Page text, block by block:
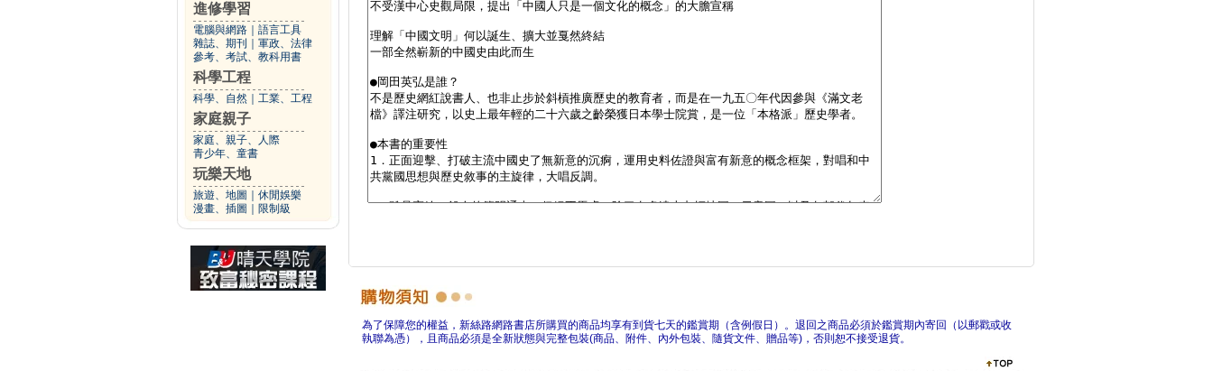
進修學習
電腦與網路
語言工具
雜誌、期刊
軍政、法律
參考、考試、教科用書
科學工程
科學、自然 工業、工程
家庭親子
家庭、親子、人際
青少年、童書
玩樂天地
旅遊、地圖
休閒娛樂
漫畫、插圖
限制級
為了保障您的權益，新絲路網路書店所購買的商品均享有到貨七天的鑑賞期（含例假日）。退回之商品必須於鑑賞期內寄回（以郵戳或收
執聯為憑），且商品必須是全新狀態與完整包裝(商品、附件、內外包裝、隨貨文件、贈品等)，否則恕不接受退貨。